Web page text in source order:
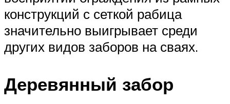
конструкций с сеткой рабица
значительно выигрывает среди
других видов заборов на сваях.
Деревянный забор